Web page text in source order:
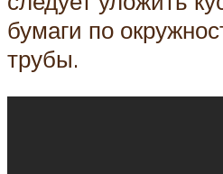
бумаги по
трубы.